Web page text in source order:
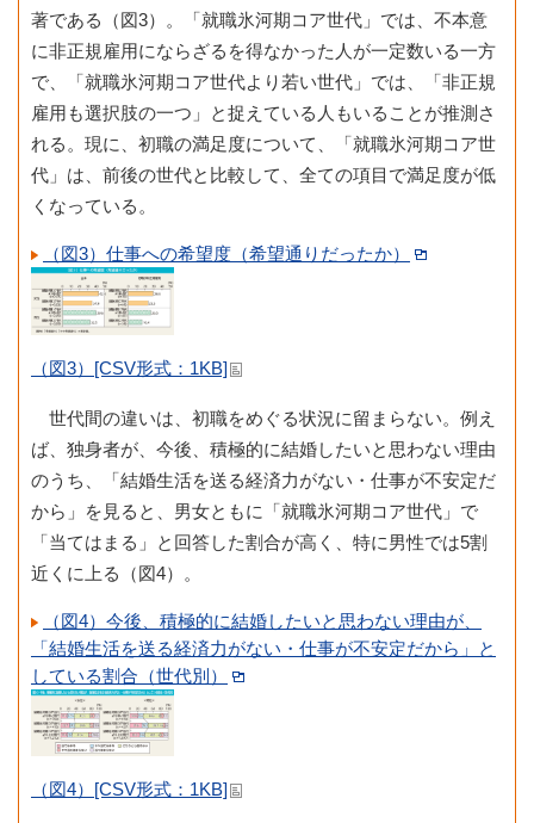
著である（図3）。「就職氷河期コア世代」では、不本意
に非正規雇用にならざるを得なかった人が一定数いる一方
で、「就職氷河期コア世代より若い世代」では、「非正規
雇用も選択肢の一つ」と捉えている人もいることが推測さ
れる。現に、初職の満足度について、「就職氷河期コア世
代」は、前後の世代と比較して、全ての項目で満足度が低
くなっている。
（図3）仕事への希望度（希望通りだったか）
（図3）[CSV形式：1KB]
世代間の違いは、初職をめぐる状況に留まらない。例え
ば、独身者が、今後、積極的に結婚したいと思わない理由
のうち、「結婚生活を送る経済力がない・仕事が不安定だ
から」を見ると、男女ともに「就職氷河期コア世代」で
「当てはまる」と回答した割合が高く、特に男性では5割
近くに上る（図4）。
（図4）今後、積極的に結婚したいと思わない理由が、
「結婚生活を送る経済力がない・仕事が不安定だから」と
している割合（世代別）
（図4）[CSV形式：1KB]